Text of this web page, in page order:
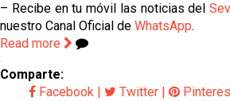
– Recibe en tu móvil las noticias del
nuestro Canal Oficial de WhatsApp.
Read more
Comparte:
Facebook | Twitter |